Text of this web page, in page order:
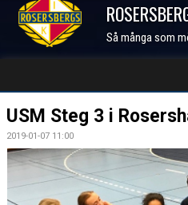
Så många som
STARTSIDA
NYHETER
KALENDER
USM Steg 3 i
2019-01-07 11:00